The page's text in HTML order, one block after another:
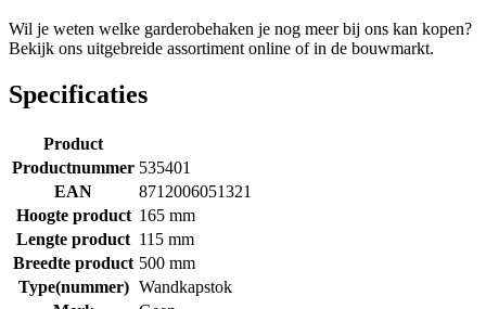
Wil je weten welke garderobehaken je nog meer bij ons kan kopen?
Bekijk ons uitgebreide assortiment online of in de bouwmarkt.
Specificaties
Product
Productnummer 535401
EAN
8712006051321
Hoogte product 165 mm
Lengte product 115 mm
Breedte product 500 mm
Type(nummer) Wandkapstok